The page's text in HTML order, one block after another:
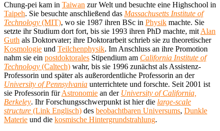
Chung-pei kam in Taiwan zur Welt und besuchte eine Highschool in
Taipeh. Sie besuchte anschließend das Massachusetts Institute of
Technology (MIT), wo sie 1987 ihren BSc in Physik machte. Sie
setzte ihr Studium dort fort, bis sie 1993 ihren PhD machte, mit Alan
Guth als Doktorvater; ihre Doktorarbeit schrieb sie zu theoretischer
Kosmologie und Teilchenphysik. Im Anschluss an ihre Promotion
nahm sie ein postdoktorales Stipendium am California Institute of
Technology (Caltech) wahr, bis sie 1996 zunächst als Assistenz-
Professorin und später als außerordentliche Professorin an der
University of Pennsylvania unterrichtete und forschte. Seit 2001 ist
sie Professorin fürAstronomie an der University of California,
Berkeley. Ihr Forschungsschwerpunkt ist hier die large-scale
structure (Link Englisch) des beobachtbaren Universums, Dunkle
Materie und die kosmische Hintergrundstrahlung.